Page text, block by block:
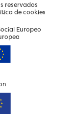
reservados
de cookies
Europeo